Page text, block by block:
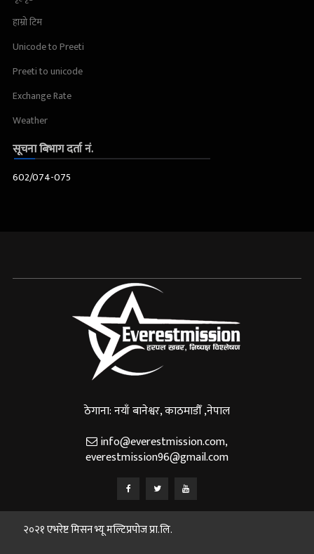
हाम्रो टिम
Unicode to Preeti
Preeti to unicode
Exchange Rate
Weather
सूचना बिभाग दर्ता नं.
602/074-075
ठेगाना: नयाँ बानेश्वर, काठमाडौँ ,नेपाल
info@everestmission.com,
everestmission96@gmail.com
२०२१ एभरेष्ट मिसन भ्यू मल्टिप्रपोज प्रा.लि.